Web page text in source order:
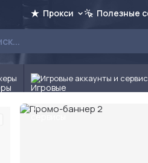
Прокси Полезные
Игровые аккаунты и